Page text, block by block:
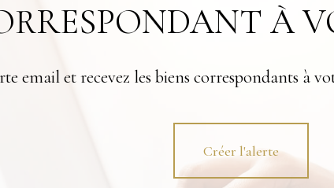
À
email et recevez les biens correspondants à
Créer l'alerte